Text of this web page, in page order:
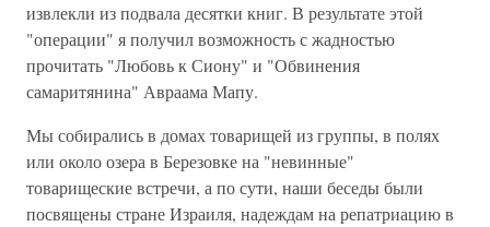
извлекли из подвала десятки книг. В результате этой
"операции" я получил возможность с жадностью
прочитать "Любовь к Сиону" и "Обвинения
самаритянина" Авраама Мапу.
Мы собирались в домах товарищей из группы, в полях
или около озера в Березовке на "невинные"
товарищеские встречи, а по сути, наши беседы были
посвящены стране Израиля, надеждам на репатриацию в